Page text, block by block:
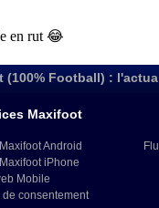
(100% Football) :
Maxifoot
Android
iPhone
Mobile
de consentement